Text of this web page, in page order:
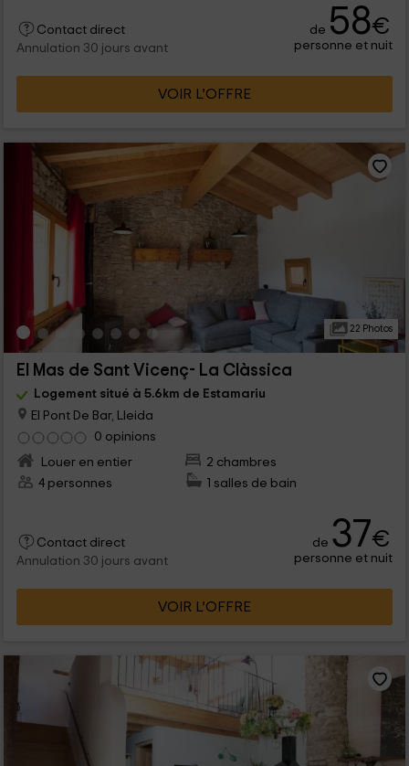
Contact direct
Annulation 30 jours avant
de 58€
personne et nuit
VOIR L’OFFRE
22 Photos
El Mas de Sant Vicenç- La Clàssica
Logement situé à 5.6km de Estamariu
El Pont De Bar, Lleida
0 opinions
Louer en entier
2 chambres
4 personnes
1 salles de bain
Contact direct
Annulation 30 jours avant
de 37€
personne et nuit
VOIR L’OFFRE